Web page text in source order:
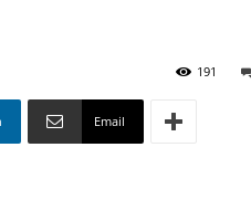
191
Email